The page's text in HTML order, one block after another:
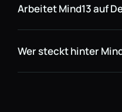
Arbeitet Mind13 auf
Wer steckt hinter